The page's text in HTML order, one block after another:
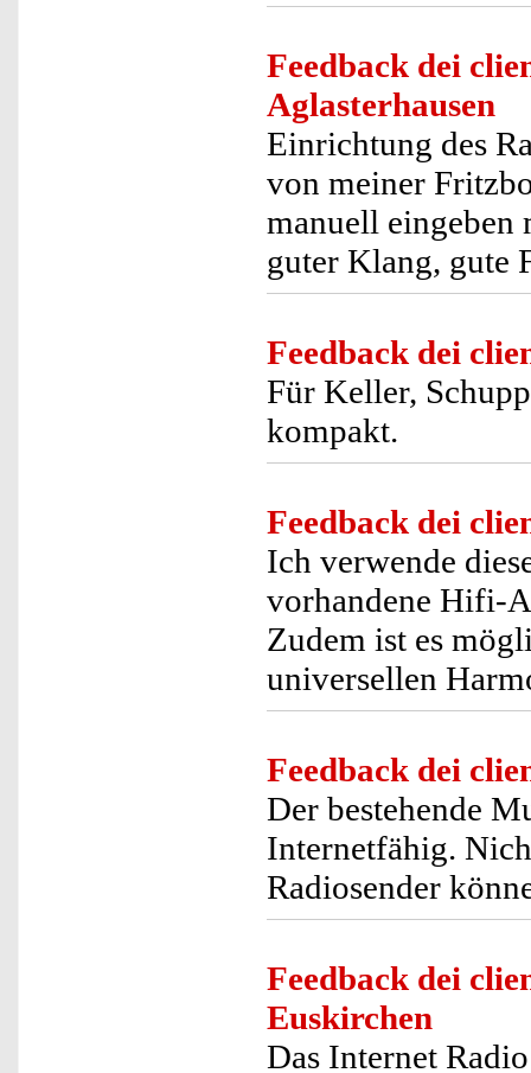
Feedback dei
Aglasterhausen
Einrichtung des
von meiner
manuell eingeben
guter Klang, gute
Feedback dei
Für Keller,
kompakt.
Feedback dei
Ich verwende
vorhandene Hifi-
Zudem ist es
universellen
Feedback dei
Der bestehende
Internetfähig.
Radiosender
Feedback dei
Euskirchen
Das Internet